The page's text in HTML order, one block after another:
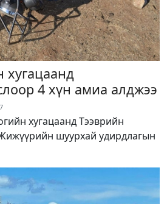
хугацаанд
4 хүн амиа алджээ
хугацаанд Тээврийн
шуурхай удирдлагын